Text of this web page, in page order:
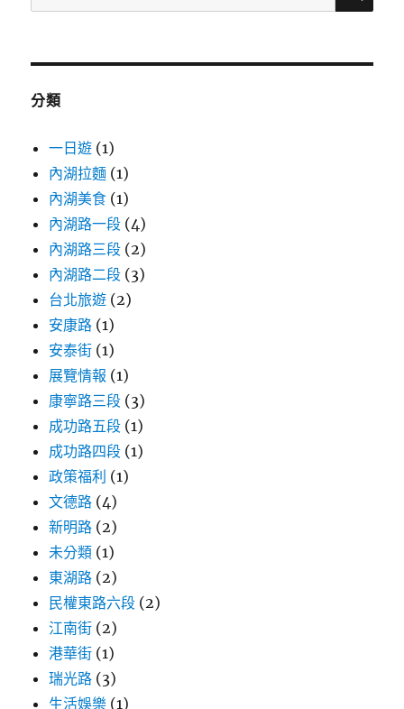
尋
鍵
分類
一日遊 (1)
內湖拉麵 (1)
內湖美食 (1)
內湖路一段 (4)
內湖路三段 (2)
內湖路二段 (3)
台北旅遊 (2)
安康路 (1)
安泰街 (1)
展覽情報 (1)
康寧路三段 (3)
成功路五段 (1)
成功路四段 (1)
政策福利 (1)
文德路 (4)
新明路 (2)
未分類 (1)
東湖路 (2)
民權東路六段 (2)
江南街 (2)
港華街 (1)
瑞光路 (3)
生活娛樂 (1)